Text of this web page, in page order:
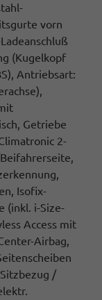
vorn
(Kugelkopf
Antriebsart:
Getriebe
2-
Isofix-
(inkl. i-Size-
Access mit
Airbag,
/